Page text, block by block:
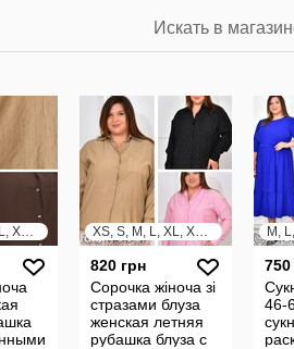
XS, S, M, L, XL, XXL, XXXL XS, S, M, L, XL, XXL, XXXL
820 грн
Сорочка жіноча зі
стразами блуза
женская летняя
рубашка блуза с
M,
750
46-